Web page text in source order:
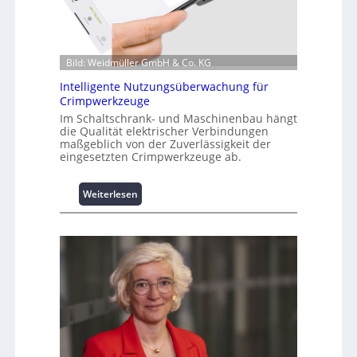
t
i
o
n
z
u
m
L
a
s
s
p
i
z
e
n
m
a
n
a
g
Bild: Weidmüller GmbH & Co. KG
Intelligente Nutzungsüberwachung für
Crimpwerkzeuge
Im Schaltschrank- und Maschinenbau hängt
die Qualität elektrischer Verbindungen
maßgeblich von der Zuverlässigkeit der
eingesetzten Crimpwerkzeuge ab.
Weiterlesen:
I
t
e
l
l
i
g
e
n